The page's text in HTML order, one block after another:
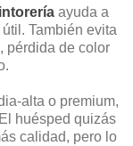
ayuda a
También evita
pérdida de color
alta o premium,
huésped quizás
calidad, pero lo